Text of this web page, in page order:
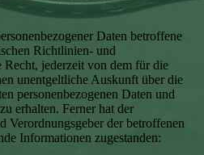
Daten betroffene
Richtlinien- und
Recht, jederzeit von dem für die
unentgeltliche Auskunft über die
personenbezogenen Daten und
erhalten. Ferner hat der
Verordnungsgeber der betroffenen
Informationen zugestanden: